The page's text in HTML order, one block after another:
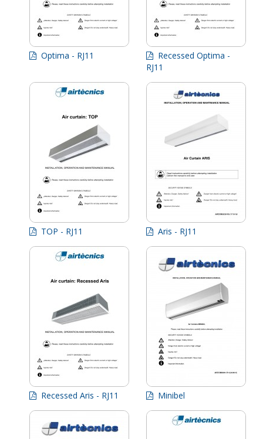
Optima - RJ11
Recessed Optima -
RJ11
TOP - RJ11 Aris - RJ11
Recessed Aris - RJ11 Minibel